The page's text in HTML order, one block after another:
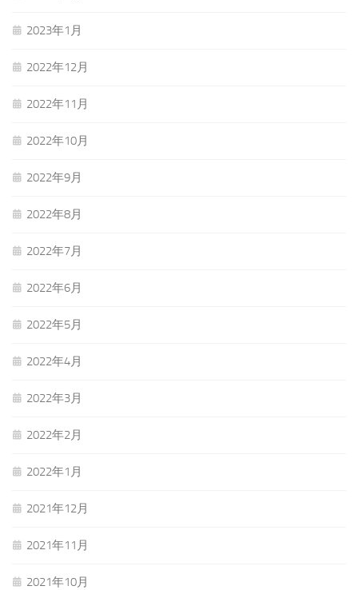
2023年1月
2022年12月
2022年11月
2022年10月
2022年9月
2022年8月
2022年7月
2022年6月
2022年5月
2022年4月
2022年3月
2022年2月
2022年1月
2021年12月
2021年11月
2021年10月